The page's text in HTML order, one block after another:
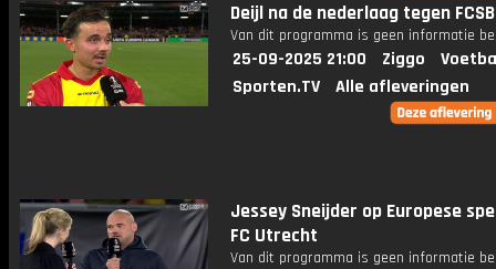
Deijl na de nederlaag tegen FCSB
Van dit programma is geen informatie
25-09-2025 21:00 Ziggo
Sporten.TV
Alle afleveringen
Jessey Sneijder op Europese
FC Utrecht
Van dit programma is geen informatie